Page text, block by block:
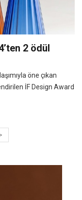
2 ödül
öne çıkan
İF Design Award